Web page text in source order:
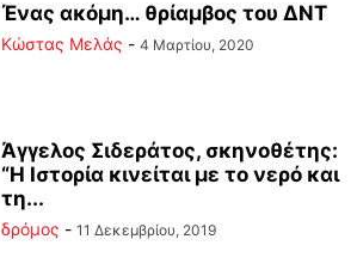
Ένας ακόμη… θρίαμβος του ΔΝΤ
Κώστας Μελάς - 4 Μαρτίου, 2020
Άγγελος Σιδεράτος, σκηνοθέτης:
“Η Ιστορία κινείται με το νερό και
τη...
δρόμος - 11 Δεκεμβρίου, 2019